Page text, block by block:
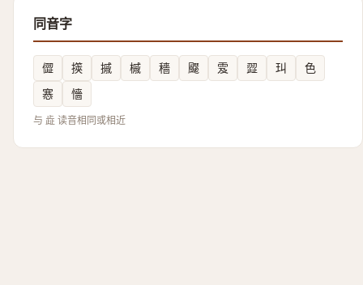
同音字
㒊 擌 摵 槭 穡 飋 雭 歰 㺩
色
㥶
懎
与 歮 读音相同或相近